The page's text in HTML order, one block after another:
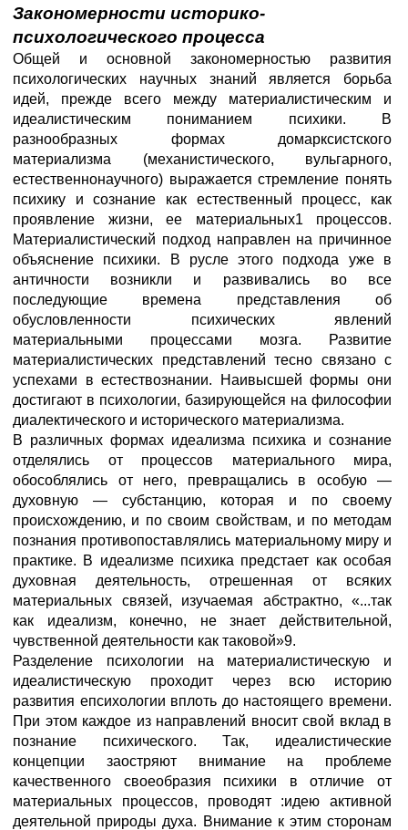
Закономерности историко-
психологического процесса
Общей и основной закономерностью развития
психологических научных знаний является борьба
идей, прежде всего между материалистическим и
идеалистическим пониманием психики. В
разнообразных формах домарксистского
материализма (механистического, вульгарного,
естественнонаучного) выражается стремление понять
психику и сознание как естественный процесс, как
проявление жизни, ее материальных1 процессов.
Материалистический подход направлен на причинное
объяснение психики. В русле этого подхода уже в
античности возникли и развивались во все
последующие времена представления об
обусловленности психических явлений
материальными процессами мозга. Развитие
материалистических представлений тесно связано с
успехами в естествознании. Наивысшей формы они
достигают в психологии, базирующейся на философии
диалектического и исторического материализма.
В различных формах идеализма психика и сознание
отделялись от процессов материального мира,
обособлялись от него, превращались в особую —
духовную — субстанцию, которая и по своему
происхождению, и по своим свойствам, и по методам
познания противопоставлялись материальному миру и
практике. В идеализме психика предстает как особая
духовная деятельность, отрешенная от всяких
материальных связей, изучаемая абстрактно, «...так
как идеализм, конечно, не знает действительной,
чувственной деятельности как таковой»9.
Разделение психологии на материалистическую и
идеалистическую проходит через всю историю
развития епсихологии вплоть до настоящего времени.
При этом каждое из направлений вносит свой вклад в
познание психического. Так, идеалистические
концепции заостряют внимание на проблеме
качественного своеобразия психики в отличие от
материальных процессов, проводят :идею активной
деятельной природы духа. Внимание к этим сторонам